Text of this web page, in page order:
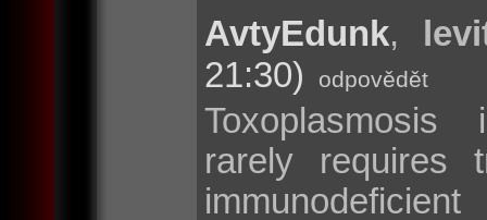
AvtyEdunk,
21:30)
odpovědět
Toxoplasmosis
rarely requires